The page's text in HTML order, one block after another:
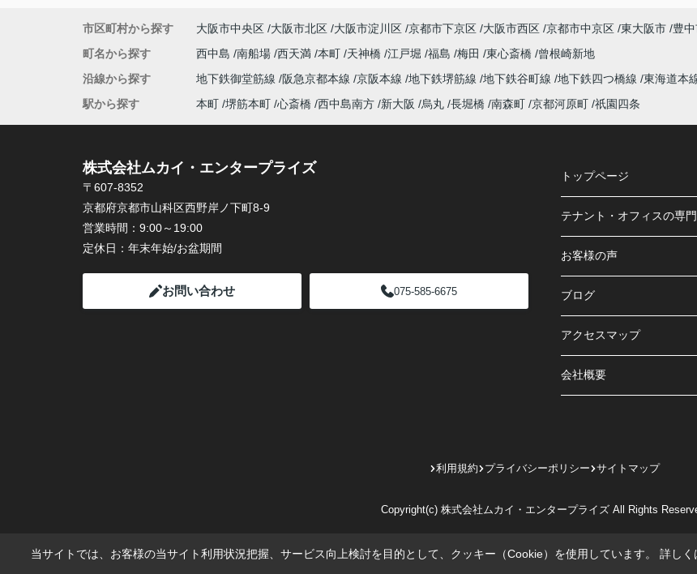
市区町村から探す 大阪市中央区 大阪市北区 大阪市淀川区 京都市下京区 大阪市西区 京都市中京区 東大阪市 豊
町名から探す
西中島 南船場 西天満 本町 天神橋 江戸堀 福島 梅田 東心斎橋
曾根崎新地
沿線から探す
地下鉄御堂筋線 阪急京都本線 京阪本線 地下鉄堺筋線 地下鉄谷町線 地下鉄四つ橋線 東海道本
駅から探す
本町 堺筋本町 心斎橋 西中島南方 新大阪 烏丸 長堀橋 南森町 京都河原町 祇園四条
株式会社ムカイ・エンタープライズ
〒607-8352
京都府京都市山科区西野岸ノ下町8-9
営業時間： 9:00～19:00
定休日： 年末年始/お盆期間
お問い合わせ 075-585-6675
トップページ
テナント・オフィスの専
お客様の声
ブログ
アクセスマップ
会社概要
利用規約 プライバシーポリシー サイトマップ
Copyright(c) 株式会社ムカイ・エンタープライズ All Rights
当サイトでは、お客様の当サイト利用状況把握、サービス向上検討を目的として、クッキー（Cookie）を使用しています。 詳しく